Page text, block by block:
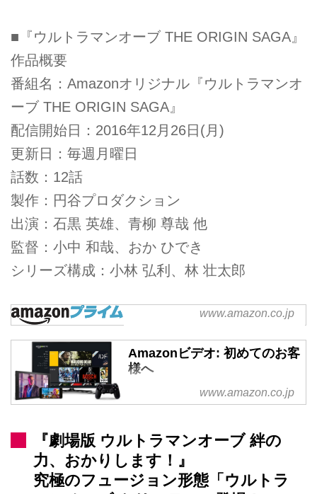
■『ウルトラマンオーブ THE ORIGIN SAGA』
作品概要
番組名：Amazonオリジナル『ウルトラマンオ
ーブ THE ORIGIN SAGA』
配信開始日：2016年12月26日(月)
更新日：毎週月曜日
話数：12話
製作：円谷プロダクション
出演：石黒 英雄、青柳 尊哉 他
監督：小中 和哉、おか ひでき
シリーズ構成：小林 弘利、林 壮太郎
Amazon.co.jp: Amazon
www.amazon.co.jp
Amazonビデオ: 初めてのお客
様へ
www.amazon.co.jp
『劇場版 ウルトラマンオーブ 絆の
力、おかりします！』
究極のフュージョン形態「ウルトラ